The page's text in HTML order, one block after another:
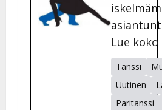
Lue
Tanssi
Uutinen
Paritanssi